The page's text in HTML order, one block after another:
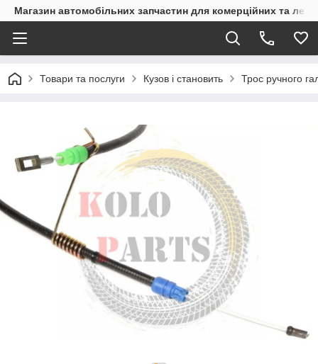
Магазин автомобільних запчастин для комерційних та
Товари та послуги Кузов і становить Трос ручного